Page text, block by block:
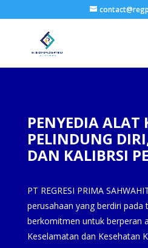
PENYEDIA
PELINDUNG
DAN KALIBRSI
PT REGRESI PRIMA
perusahaan yang berdiri pada
berkomitmen untuk berperan
Keselamatan dan Kesehatan